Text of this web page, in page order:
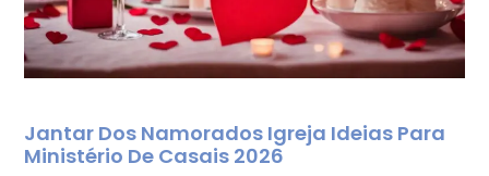
Jantar Dos Namorados Igreja Ideias Para
Ministério De Casais 2026